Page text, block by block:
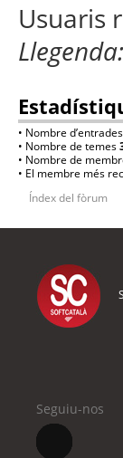
Usuaris
• Nombre d’entrades
• Nombre de temes
• Nombre de
• El membre més
Índex del fòrum
Seguiu-nos